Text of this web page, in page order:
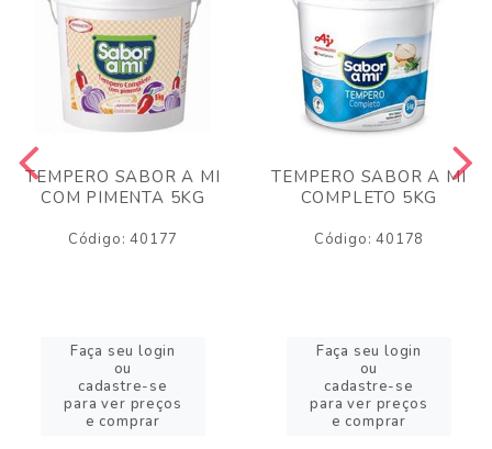
TEMPERO SABOR A MI
COM PIMENTA 5KG
Código: 40177
Faça seu login
ou
cadastre-se
para ver preços
e comprar
TEMPERO SABOR A MI
COMPLETO 5KG
Código: 40178
Faça seu login
ou
cadastre-se
para ver preços
e comprar